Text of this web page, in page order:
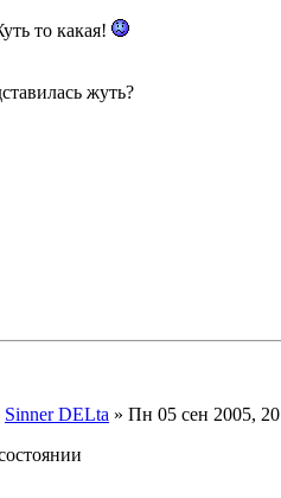
то какая!
жуть?
Sinner DELta » Пн 05 сен 2005,